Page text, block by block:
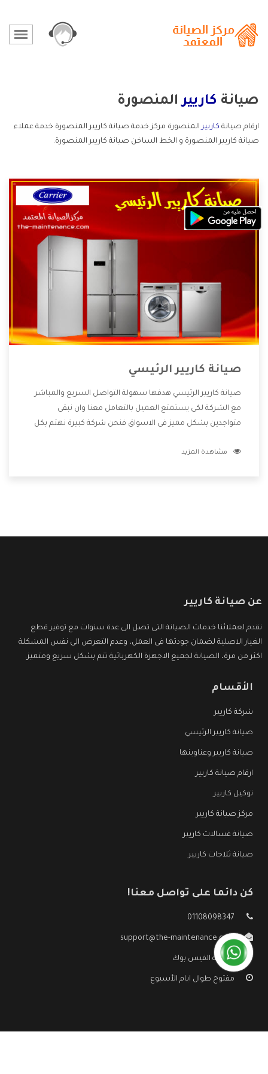
صيانة كارييرالمنصورة
ارقام صيانة كارييرالمنصورة مركز خدمة صيانة كاريير المنصورة خدمة عملاء
صيانة كاريير المنصورة و الخط الساخن صيانة كاريير المنصورة.
صيانة كاريير الرئيسي
صيانة كاريير الرئيسي هدفها سهولة التواصل السريع والمباشر
مع الشركة لكى يستمتع العميل بالتعامل معنا وان نبقى
متواجدين بشكل مميز فى الاسواق فنحن شركة كبيرة نهتم بكل
الشركة بها والتى تكون منها خدمة الصيانة التى تكون من أهم
مشاهدة المزيد
عن صيانة كاريير
نقدم لعملائنا خدمات الصيانة التى تصل الى عدة سنوات مع توفير قطع
الغيار الاصلية لضمان جودتها فى العمل، وعدم التعرض الى نفس المشكلة
اكثر من مرة، الصيانة لجميع الاجهزة الكهربائية تتم بشكل سريع ومتميز.
الأقسام
شركة كاريير
صيانة كاريير الرئيسي
صيانة كاريير وعناوينها
ارقام صيانة كاريير
توكيل كاريير
مركز صيانة كاريير
صيانة غسالات كاريير
صيانة ثلاجات كاريير
كن دائما على تواصل معنا!
01108098347
support@the-maintenance.com
صفحة الفيس بوك
مفتوح طوال ايام الأسبوع